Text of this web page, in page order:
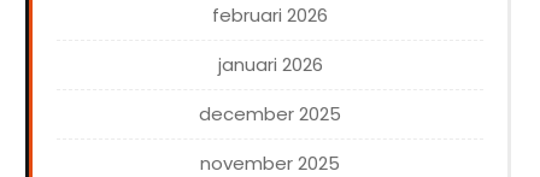
februari 2026
januari 2026
december 2025
november 2025